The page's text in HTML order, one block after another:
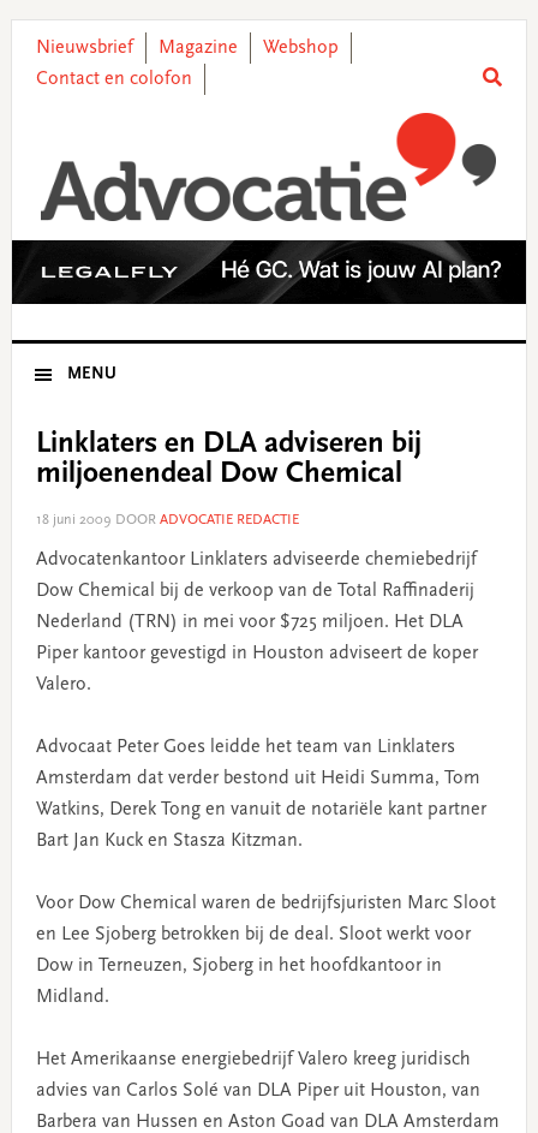
primary
main
primary
footer
Nieuwsbrief Magazine
Webshop
Contact en colofon
MENU
Linklaters en DLA adviseren bij
miljoenendeal Dow Chemical
18 juni 2009 DOOR ADVOCATIE REDACTIE
Advocatenkantoor Linklaters adviseerde chemiebedrijf
Dow Chemical bij de verkoop van de Total Raffinaderij
Nederland (TRN) in mei voor $725 miljoen. Het DLA
Piper kantoor gevestigd in Houston adviseert de koper
Valero.
Advocaat Peter Goes leidde het team van Linklaters
Amsterdam dat verder bestond uit Heidi Summa, Tom
Watkins, Derek Tong en vanuit de notariële kant partner
Bart Jan Kuck en Stasza Kitzman.
Voor Dow Chemical waren de bedrijfsjuristen Marc Sloot
en Lee Sjoberg betrokken bij de deal. Sloot werkt voor
Dow in Terneuzen, Sjoberg in het hoofdkantoor in
Midland.
Het Amerikaanse energiebedrijf Valero kreeg juridisch
advies van Carlos Solé van DLA Piper uit Houston, van
Barbera van Hussen en Aston Goad van DLA Amsterdam